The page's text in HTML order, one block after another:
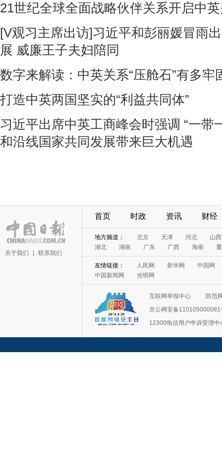
21世纪全球全面战略伙伴关系开启中英
[V观习主席出访]习近平和彭丽媛冒雨
展 威廉王子夫妇陪同
数字来解读：中英关系“压舱石”有多牢
打造中英两国坚实的“利益共同体”
习近平出席中英工商峰会时强调 “一带
和沿线国家共同发展带来巨大机遇
关于我们 联系我们
首页 时政 资讯 财经
地方频道： 北京 天津 河北
山西
湖北
湖南 广东 广西 海南
友情链接： 人民网 新华网
中国网
中国新闻网
光明网
互联网举报中心
防范
京公网安备110105000081
12300电信用户申诉受理中